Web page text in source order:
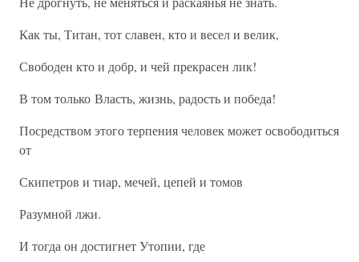
Как ты, Титан, тот славен, кто и весел и велик,
Свободен кто и добр, и чей прекрасен лик!
В том только Власть, жизнь, радость и победа!
Посредством этого терпения человек может освободиться
от
Скипетров и тиар, мечей, цепей и томов
Разумной лжи.
И тогда он достигнет Утопии, где